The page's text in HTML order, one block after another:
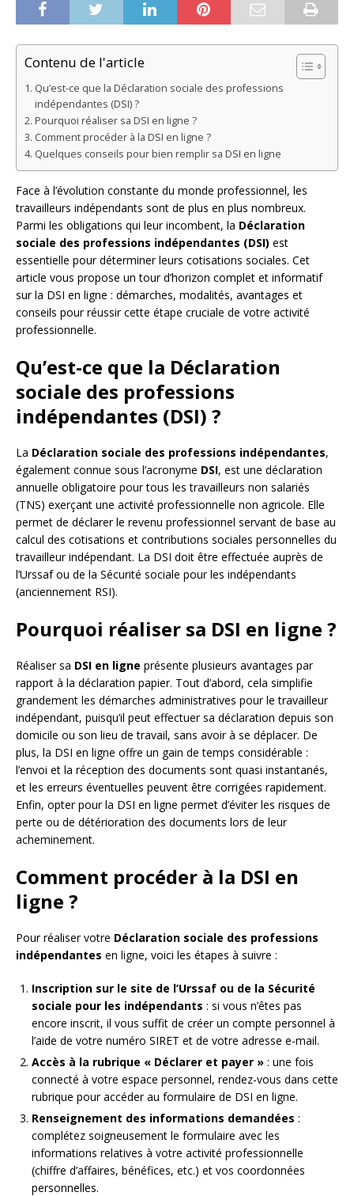
Contenu de l'article
Qu’est-ce que la Déclaration sociale des professions
indépendantes (DSI) ?
Pourquoi réaliser sa DSI en ligne ?
Comment procéder à la DSI en ligne ?
Quelques conseils pour bien remplir sa DSI en ligne
Face à l’évolution constante du monde professionnel, les
travailleurs indépendants sont de plus en plus nombreux.
Parmi les obligations qui leur incombent, la Déclaration
sociale des professions indépendantes (DSI) est
essentielle pour déterminer leurs cotisations sociales. Cet
article vous propose un tour d’horizon complet et informatif
sur la DSI en ligne : démarches, modalités, avantages et
conseils pour réussir cette étape cruciale de votre activité
professionnelle.
Qu’est-ce que la Déclaration
sociale des professions
indépendantes (DSI) ?
La Déclaration sociale des professions indépendantes,
également connue sous l’acronyme DSI, est une déclaration
annuelle obligatoire pour tous les travailleurs non salariés
(TNS) exerçant une activité professionnelle non agricole. Elle
permet de déclarer le revenu professionnel servant de base au
calcul des cotisations et contributions sociales personnelles du
travailleur indépendant. La DSI doit être effectuée auprès de
l’Urssaf ou de la Sécurité sociale pour les indépendants
(anciennement RSI).
Pourquoi réaliser sa DSI en ligne ?
Réaliser sa DSI en ligne présente plusieurs avantages par
rapport à la déclaration papier. Tout d’abord, cela simplifie
grandement les démarches administratives pour le travailleur
indépendant, puisqu’il peut effectuer sa déclaration depuis son
domicile ou son lieu de travail, sans avoir à se déplacer. De
plus, la DSI en ligne offre un gain de temps considérable :
l’envoi et la réception des documents sont quasi instantanés,
et les erreurs éventuelles peuvent être corrigées rapidement.
Enfin, opter pour la DSI en ligne permet d’éviter les risques de
perte ou de détérioration des documents lors de leur
acheminement.
Comment procéder à la DSI en
ligne ?
Pour réaliser votre Déclaration sociale des professions
indépendantes en ligne, voici les étapes à suivre :
Inscription sur le site de l’Urssaf ou de la Sécurité
sociale pour les indépendants : si vous n’êtes pas
encore inscrit, il vous suffit de créer un compte personnel à
l’aide de votre numéro SIRET et de votre adresse e-mail.
Accès à la rubrique « Déclarer et payer » : une fois
connecté à votre espace personnel, rendez-vous dans cette
rubrique pour accéder au formulaire de DSI en ligne.
Renseignement des informations demandées :
complétez soigneusement le formulaire avec les
informations relatives à votre activité professionnelle
(chiffre d’affaires, bénéfices, etc.) et vos coordonnées
personnelles.